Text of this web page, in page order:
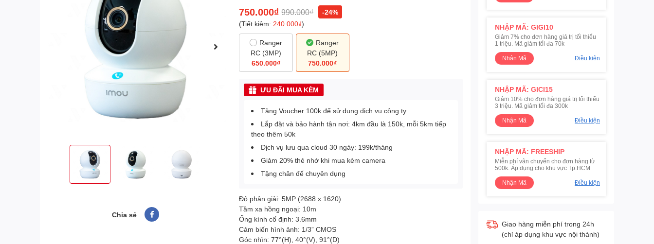
Chia sẻ
750.000₫ 990.000₫
-24%
(Tiết kiệm: 240.000₫)
Ranger
RC (3MP)
650.000₫
Ranger
RC (5MP)
750.000₫
ƯU ĐÃI MUA KÈM
Tặng Voucher 100k để sử dụng dịch vụ công ty
Lắp đặt và bảo hành tận nơi: 4km đầu là 150k, mỗi 5km tiếp
theo thêm 50k
Dịch vụ lưu qua cloud 30 ngày: 199k/tháng
Giảm 20% thẻ nhớ khi mua kèm camera
Tặng chân đế chuyên dụng
Độ phân giải: 5MP (2688 x 1620)
Tầm xa hồng ngoại: 10m
Ống kính cố định: 3.6mm
Cảm biến hình ảnh: 1/3” CMOS
Góc nhìn: 77°(H), 40°(V), 91°(D)
NHẬP MÃ: GIGI10
Giảm 7% cho đơn hàng giá trị tối thiểu
1 triệu. Mã giảm tối đa 70k
Nhận Mã
Điều kiện
NHẬP MÃ: GICI15
Giảm 10% cho đơn hàng giá trị tối thiểu
3 triệu. Mã giảm tối đa 300k
Nhận Mã
Điều kiện
NHẬP MÃ: FREESHIP
Miễn phí vận chuyển cho đơn hàng từ
500k. Áp dụng cho khu vực Tp.HCM
Nhận Mã
Điều kiện
Giao hàng miễn phí trong 24h
(chỉ áp dụng khu vực nội thành)